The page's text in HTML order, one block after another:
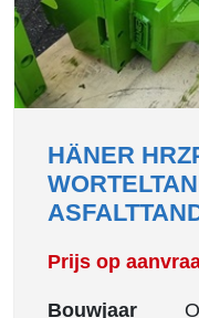
HÄNER
Prijs op
Bouwjaar